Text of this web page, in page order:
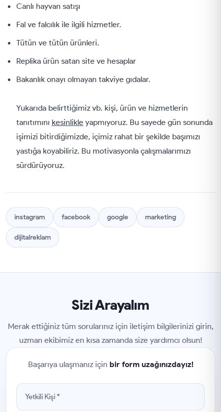
Canlı hayvan satışı
Fal ve falcılık ile ilgili hizmetler.
Tütün ve tütün ürünleri.
Replika ürün satan site ve hesaplar
Bakanlık onayı olmayan takviye gıdalar.
Yukarıda belirttiğimiz vb. kişi, ürün ve hizmetlerin
tanıtımını kesinlikle yapmıyoruz. Bu sayede gün sonunda
işimizi bitirdiğimizde, içimiz rahat bir şekilde başımızı
yastığa koyabiliriz. Bu motivasyonla çalışmalarımızı
sürdürüyoruz.
instagram facebook google marketing
dijitalreklam
Sizi Arayalım
Merak ettiğiniz tüm sorularınız için iletişim bilgilerinizi girin,
uzman ekibimiz en kısa zamanda size yardımcı olsun!
Başarıya ulaşmanız için bir form uzağınızdayız!